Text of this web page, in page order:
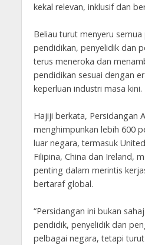
kekal relevan, inklusif dan
Beliau turut menyeru
pendidikan, penyelidik dan
terus meneroka dan
pendidikan sesuai dengan
keperluan industri masa kini.
Hajiji berkata, Persidangan
menghimpunkan lebih 600
luar negara, termasuk
Filipina, China dan Ireland,
penting dalam merintis
bertaraf global.
“Persidangan ini bukan
pendidik, penyelidik dan
pelbagai negara, tetapi